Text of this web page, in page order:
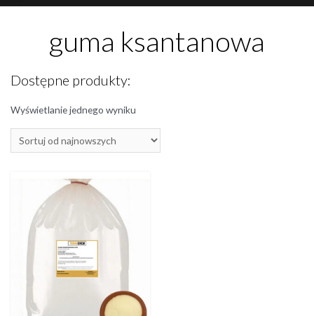
guma ksantanowa
Dostępne produkty:
Wyświetlanie jednego wyniku